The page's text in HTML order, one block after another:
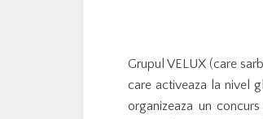
Grupul VELUX (care
care activeaza la nivel
organizeaza un